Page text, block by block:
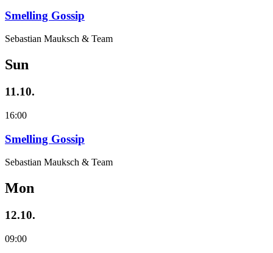
Smelling Gossip
Sebastian Mauksch & Team
Sun
11.10.
16:00
Smelling Gossip
Sebastian Mauksch & Team
Mon
12.10.
09:00